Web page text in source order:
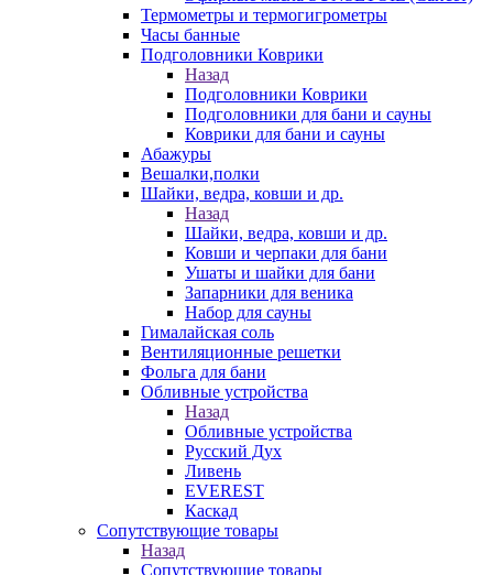
Термометры и термогигрометры
Часы банные
Подголовники Коврики
Назад
Подголовники Коврики
Подголовники для бани и сауны
Коврики для бани и сауны
Абажуры
Вешалки,полки
Шайки, ведра, ковши и др.
Назад
Шайки, ведра, ковши и др.
Ковши и черпаки для бани
Ушаты и шайки для бани
Запарники для веника
Набор для сауны
Гималайская соль
Вентиляционные решетки
Фольга для бани
Обливные устройства
Назад
Обливные устройства
Русский Дух
Ливень
EVEREST
Каскад
Сопутствующие товары
Назад
Сопутствующие товары